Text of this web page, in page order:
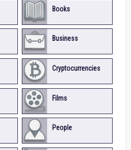
Books
Business
Cryptocurrencies
Films
People